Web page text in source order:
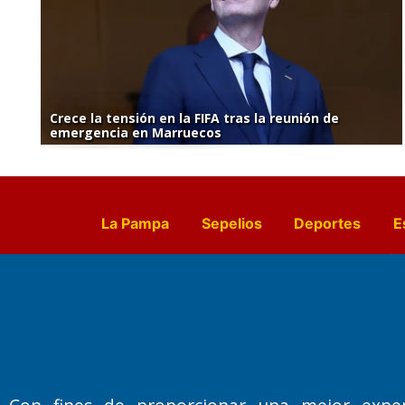
Crece la tensión en la FIFA tras la reunión de
emergencia en Marruecos
La Pampa Sepelios Deportes
Culturales
Agro La Pampa